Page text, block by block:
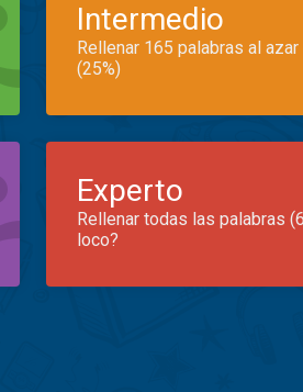
Intermedio
Rellenar 165 palabras al
(25%)
Experto
Rellenar todas las palabras
loco?